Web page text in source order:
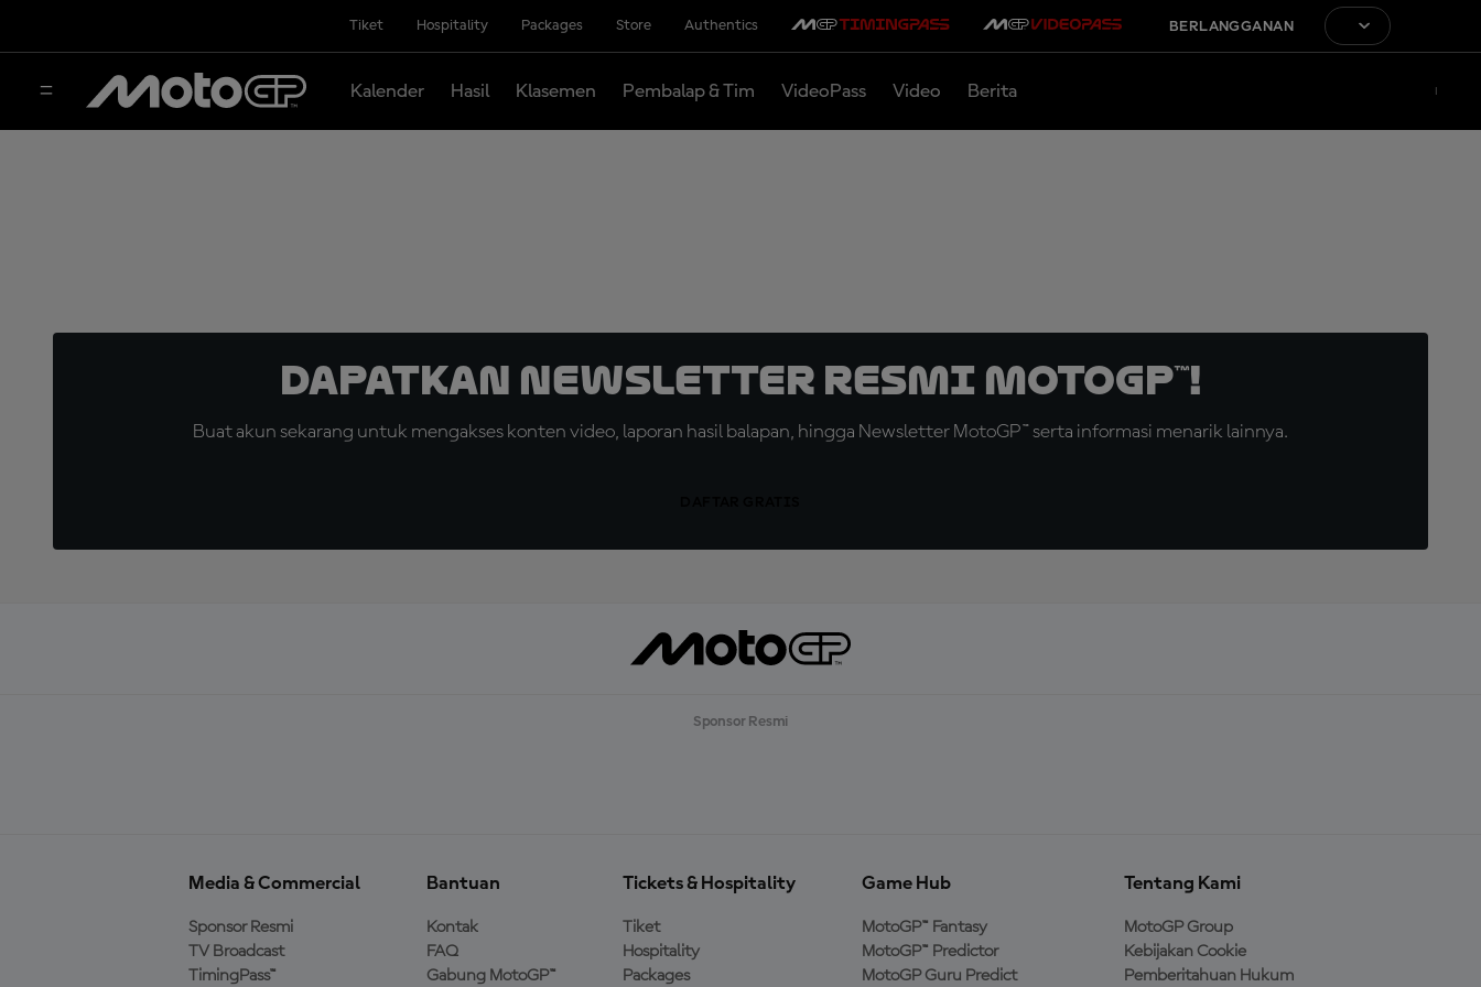
Tiket Hospitality Packages Store Authentics BERLANGGANAN
Kalender Hasil Klasemen Pembalap & Tim VideoPass Video Berita
Dapatkan Newsletter Resmi MotoGP™!
Buat akun sekarang untuk mengakses konten video, laporan hasil balapan, hingga Newsletter MotoGP™ serta informasi menarik lainnya.
Sponsor Resmi
Media & Commercial
Sponsor Resmi
TV Broadcast
TimingPass™
Bantuan
Kontak
FAQ
Gabung MotoGP™
Tickets & Hospitality
Tiket
Hospitality
Packages
Game Hub
MotoGP™ Fantasy
MotoGP™ Predictor
MotoGP Guru Predict
Tentang Kami
MotoGP Group
Kebijakan Cookie
Pemberitahuan Hukum